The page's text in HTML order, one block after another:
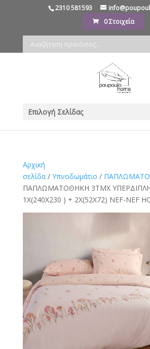
2310 581593
0 Στοιχεία
Επιλογή Σελίδας
Αρχική
σελίδα/ Υπνοδωμάτιο /
ΠΑΠΛΩΜΑΤΟΘΗΚΗ 3ΤΜΧ ΥΠΕΡΔΙΠΛΗ
1X(240Χ230 ) + 2X(52X72) NEF-NEF